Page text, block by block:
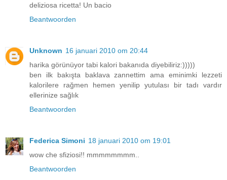
deliziosa ricetta! Un bacio
Beantwoorden
Unknown 16 januari 2010 om 20:44
harika görünüyor tabi kalori bakanıda diyebiliriz:)))))
ben ilk bakışta baklava zannettim ama eminimki lezzeti
kalorilere rağmen hemen yenilip yutulası bir tadı vardır
ellerinize sağlık
Beantwoorden
Federica Simoni 18 januari 2010 om 19:01
wow che sfiziosi!! mmmmmmmm..
Beantwoorden